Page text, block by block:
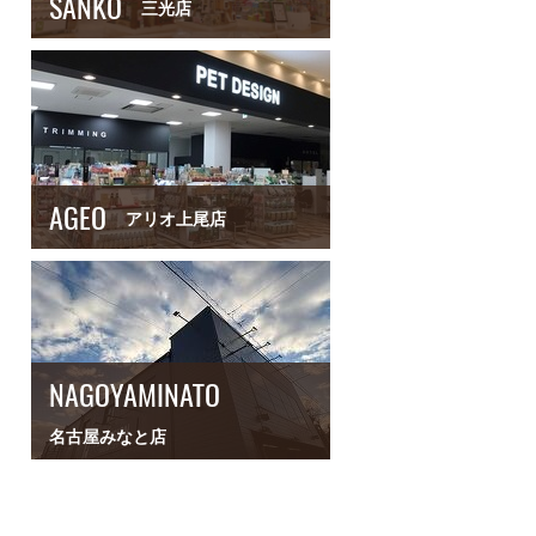
三光店
AGEO アリオ上尾店
NAGOYAMINATO
名古屋みなと店